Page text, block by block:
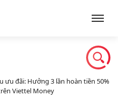
ưu đãi: Hưởng 3 lần hoàn tiền 50%
Viettel Money